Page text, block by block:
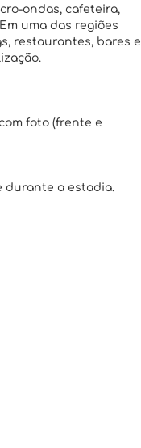
ondas, cafeteira,
uma das regiões
restaurantes, bares e
foto (frente e
durante a estadia.